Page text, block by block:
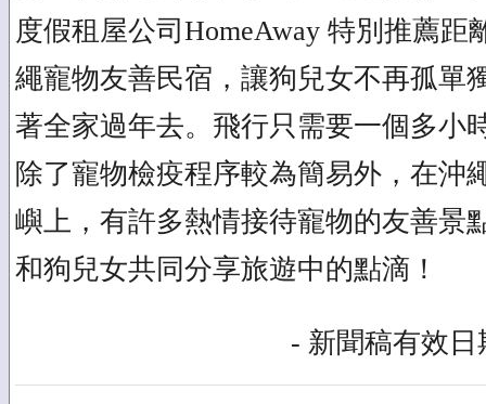
度假租屋公司HomeAway 特別推薦距
繩寵物友善民宿，讓狗兒女不再孤單
著全家過年去。飛行只需要一個多小
除了寵物檢疫程序較為簡易外，在沖
嶼上，有許多熱情接待寵物的友善景
和狗兒女共同分享旅遊中的點滴！
- 新聞稿有效日